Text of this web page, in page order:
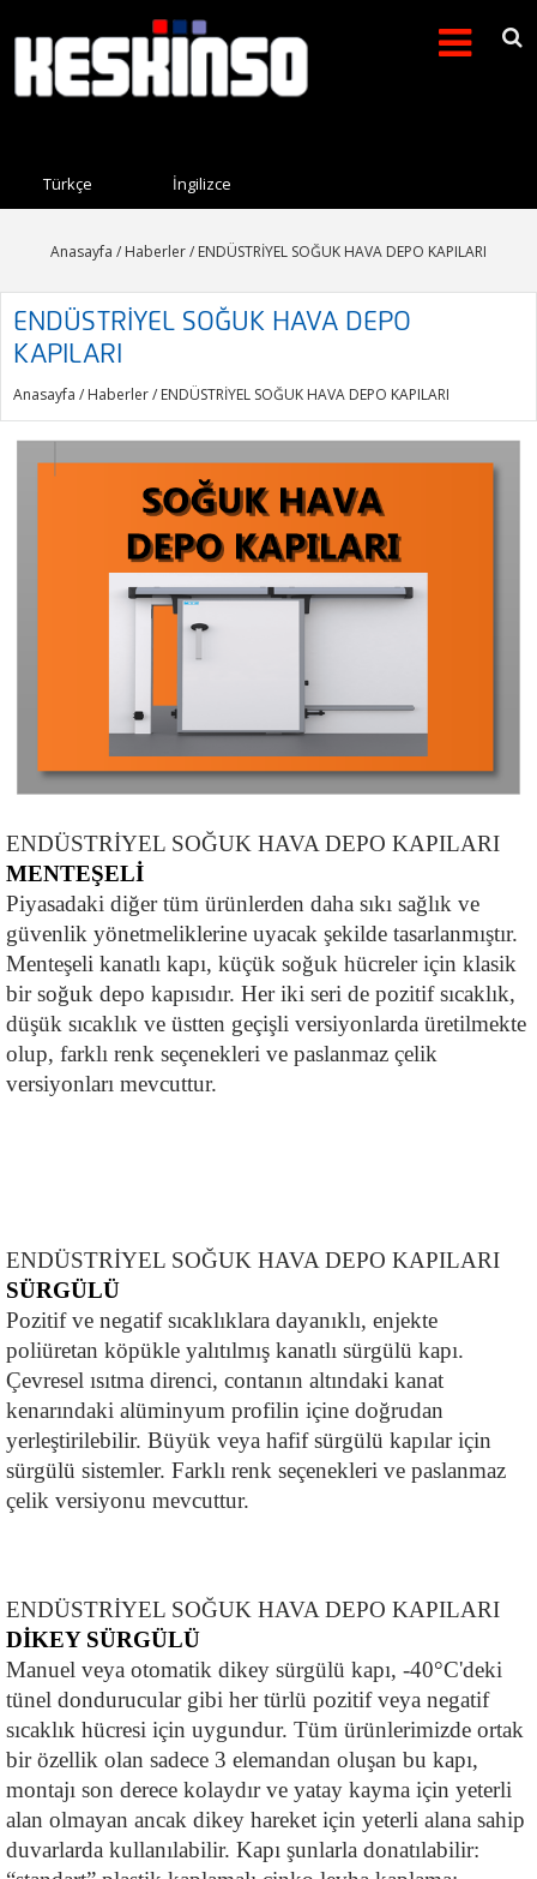
Arama formu
Türkçe İngilizce
Anasayfa / Haberler/ ENDÜSTRİYEL SOĞUK HAVA DEPO KAPILARI
ENDÜSTRİYEL SOĞUK HAVA DEPO
KAPILARI
Anasayfa / Haberler/ ENDÜSTRİYEL SOĞUK HAVA DEPO KAPILARI
ENDÜSTRİYEL SOĞUK HAVA DEPO KAPILARI
MENTEŞELİ
Piyasadaki diğer tüm ürünlerden daha sıkı sağlık ve
güvenlik yönetmeliklerine uyacak şekilde tasarlanmıştır.
Menteşeli kanatlı kapı, küçük soğuk hücreler için klasik
bir soğuk depo kapısıdır. Her iki seri de pozitif sıcaklık,
düşük sıcaklık ve üstten geçişli versiyonlarda üretilmekte
olup, farklı renk seçenekleri ve paslanmaz çelik
versiyonları mevcuttur.
ENDÜSTRİYEL SOĞUK HAVA DEPO KAPILARI
SÜRGÜLÜ
Pozitif ve negatif sıcaklıklara dayanıklı, enjekte
poliüretan köpükle yalıtılmış kanatlı sürgülü kapı.
Çevresel ısıtma direnci, contanın altındaki kanat
kenarındaki alüminyum profilin içine doğrudan
yerleştirilebilir. Büyük veya hafif sürgülü kapılar için
sürgülü sistemler. Farklı renk seçenekleri ve paslanmaz
çelik versiyonu mevcuttur.
ENDÜSTRİYEL SOĞUK HAVA DEPO KAPILARI
DİKEY SÜRGÜLÜ
Manuel veya otomatik dikey sürgülü kapı, -40°C'deki
tünel dondurucular gibi her türlü pozitif veya negatif
sıcaklık hücresi için uygundur. Tüm ürünlerimizde ortak
bir özellik olan sadece 3 elemandan oluşan bu kapı,
montajı son derece kolaydır ve yatay kayma için yeterli
alan olmayan ancak dikey hareket için yeterli alana sahip
duvarlarda kullanılabilir. Kapı şunlarla donatılabilir: